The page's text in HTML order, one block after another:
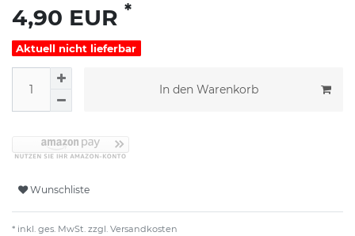
4,90 EUR *
Aktuell nicht lieferbar
In den Warenkorb
Wunschliste
* inkl. ges. MwSt. zzgl. Versandkosten